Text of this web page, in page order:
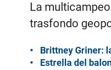
La
trasfondo
Brittney Griner:
Estrella del